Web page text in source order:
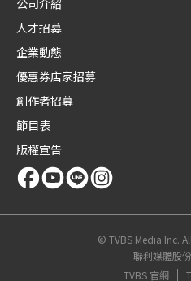
公司介紹
人才招募
企業動態
優惠券店家招募
創作者招募
節目表
版權宣告
© TVBS Media Inc.
聯利媒體股
TVBS 官網